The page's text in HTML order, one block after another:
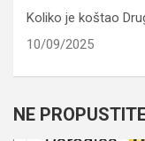
Koliko je koštao
10/09/2025
NE